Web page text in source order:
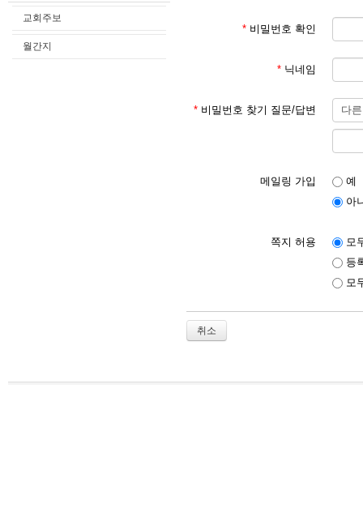
교회주보
월간지
* 비밀번호 확인
* 닉네임
* 비밀번호 찾기 질문/답변
메일링 가입
예
아
쪽지 허용
모
등
모
취소